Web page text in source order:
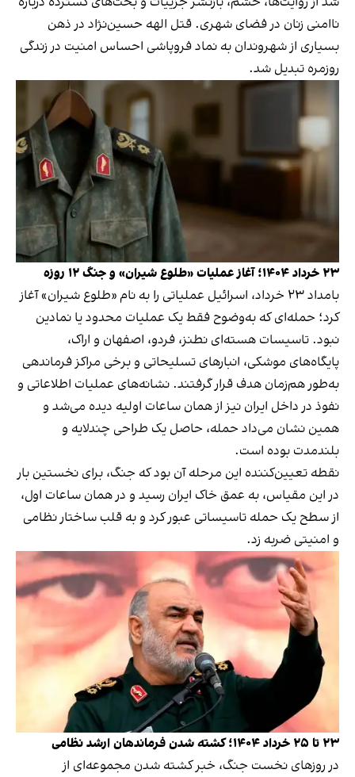
ناامنی زنان در فضای شهری. قتل الهه حسین‌نژاد در ذهن
بسیاری از شهروندان به نماد فروپاشی احساس امنیت در زندگی
روزمره تبدیل شد.
۲۳ خرداد ۱۴۰۴؛ آغاز عملیات «طلوع شیران» و جنگ ۱۲ روزه
بامداد ۲۳ خرداد، اسرائیل عملیاتی را به نام «طلوع شیران» آغاز
کرد؛ حمله‌ای که به‌وضوح فقط یک عملیات محدود یا نمادین
نبود. تاسیسات هسته‌ای نطنز، فردو، اصفهان و اراک،
پایگاه‌های موشکی، انبارهای تسلیحاتی و برخی مراکز فرماندهی
به‌طور هم‌زمان هدف قرار گرفتند. نشانه‌های عملیات اطلاعاتی و
نفوذ در داخل ایران نیز از همان ساعات اولیه دیده می‌شد و
همین نشان می‌داد حمله، حاصل یک طراحی چندلایه و
بلندمدت بوده است.
نقطه تعیین‌کننده این مرحله آن بود که جنگ، برای نخستین بار
در این مقیاس، به عمق خاک ایران رسید و در همان ساعات اول،
از سطح یک حمله تاسیساتی عبور کرد و به قلب ساختار نظامی
و امنیتی ضربه زد.
۲۳ تا ۲۵ خرداد ۱۴۰۴؛ کشته شدن فرماندهان ارشد نظامی
در روزهای نخست جنگ، خبر کشته شدن مجموعه‌ای از